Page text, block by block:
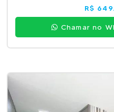
R$
Chamar no